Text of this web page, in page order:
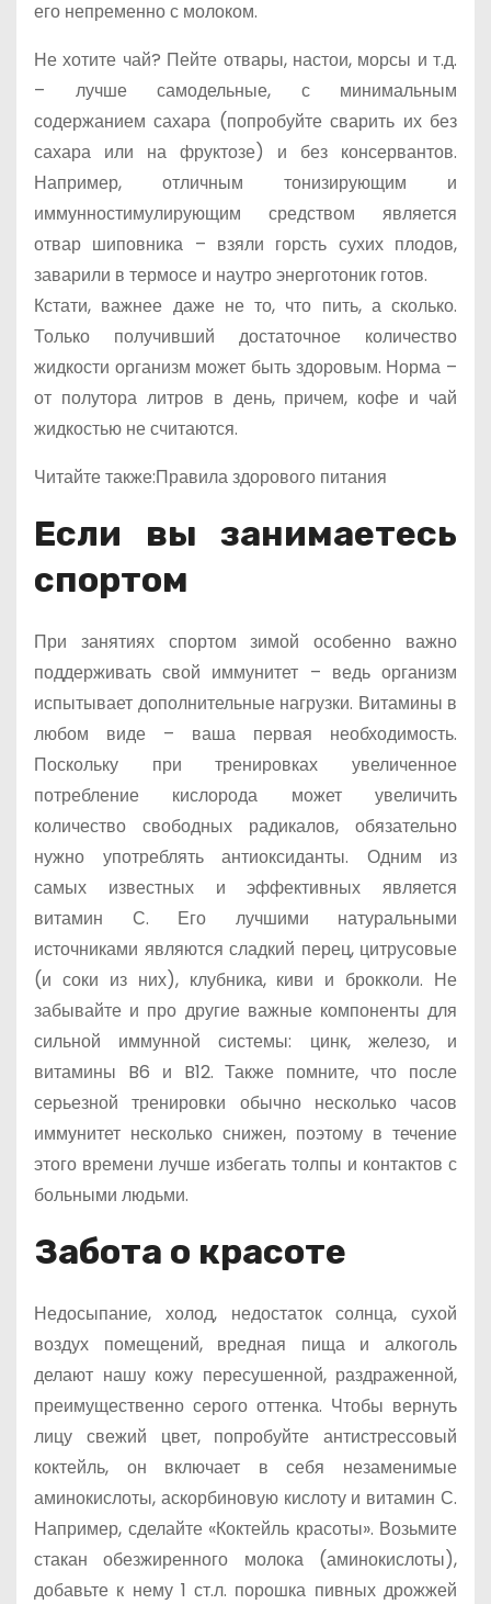
его непременно с молоком.
Не хотите чай? Пейте отвары, настои, морсы и т.д.
– лучше самодельные, с минимальным
содержанием сахара (попробуйте сварить их без
сахара или на фруктозе) и без консервантов.
Например, отличным тонизирующим и
иммунностимулирующим средством является
отвар шиповника – взяли горсть сухих плодов,
заварили в термосе и наутро энерготоник готов.
Кстати, важнее даже не то, что пить, а сколько.
Только получивший достаточное количество
жидкости организм может быть здоровым. Норма –
от полутора литров в день, причем, кофе и чай
жидкостью не считаются.
Читайте также:Правила здорового питания
Если вы занимаетесь
спортом
При занятиях спортом зимой особенно важно
поддерживать свой иммунитет – ведь организм
испытывает дополнительные нагрузки. Витамины в
любом виде – ваша первая необходимость.
Поскольку при тренировках увеличенное
потребление кислорода может увеличить
количество свободных радикалов, обязательно
нужно употреблять антиоксиданты. Одним из
самых известных и эффективных является
витамин С. Его лучшими натуральными
источниками являются сладкий перец, цитрусовые
(и соки из них), клубника, киви и брокколи. Не
забывайте и про другие важные компоненты для
сильной иммунной системы: цинк, железо, и
витамины B6 и B12. Также помните, что после
серьезной тренировки обычно несколько часов
иммунитет несколько снижен, поэтому в течение
этого времени лучше избегать толпы и контактов с
больными людьми.
Забота о красоте
Недосыпание, холод, недостаток солнца, сухой
воздух помещений, вредная пища и алкоголь
делают нашу кожу пересушенной, раздраженной,
преимущественно серого оттенка. Чтобы вернуть
лицу свежий цвет, попробуйте антистрессовый
коктейль, он включает в себя незаменимые
аминокислоты, аскорбиновую кислоту и витамин С.
Например, сделайте «Коктейль красоты». Возьмите
стакан обезжиренного молока (аминокислоты),
добавьте к нему 1 ст.л. порошка пивных дрожжей